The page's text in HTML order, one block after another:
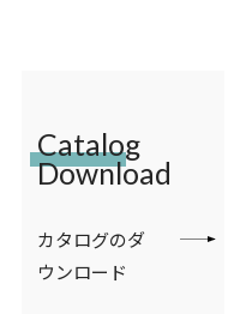
Catalog
Download
カタログのダ
ウンロード